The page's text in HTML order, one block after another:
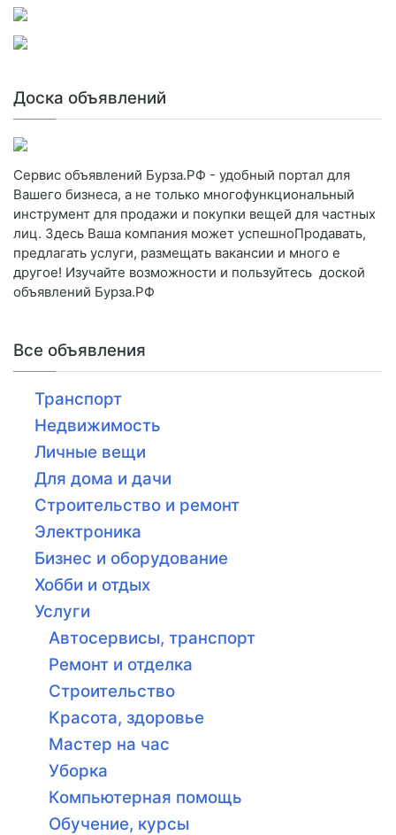
Доска объявлений
Сервис объявлений Бурза.РФ - удобный портал для
Вашего бизнеса, а не только многофункциональный
инструмент для продажи и покупки вещей для частных
лиц. Здесь Ваша компания может успешноПродавать,
предлагать услуги, размещать вакансии и много е
другое! Изучайте возможности и пользуйтесь доской
объявлений Бурза.РФ
Все объявления
Транспорт
Недвижимость
Личные вещи
Для дома и дачи
Строительство и ремонт
Электроника
Бизнес и оборудование
Хобби и отдых
Услуги
Автосервисы, транспорт
Ремонт и отделка
Строительство
Красота, здоровье
Мастер на час
Уборка
Компьютерная помощь
Обучение, курсы